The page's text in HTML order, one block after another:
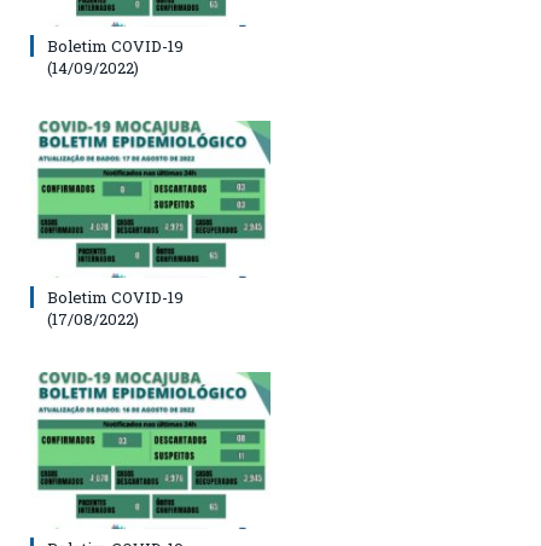
Boletim COVID-19
(14/09/2022)
Boletim COVID-19
(17/08/2022)